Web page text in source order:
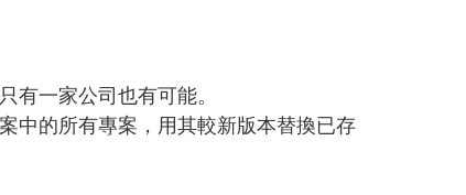
有一家公司也有可能。
中的所有專案，用其較新版本替換已存